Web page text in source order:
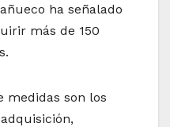
ha señalado
más de 150
medidas son los